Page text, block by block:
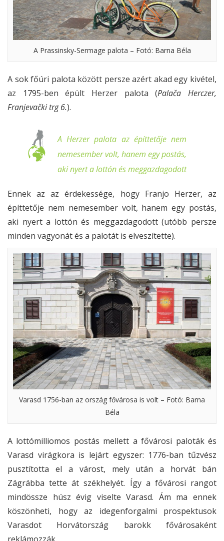
A Prassinsky-Sermage palota – Fotó: Barna Béla
A sok főúri palota között persze azért akad egy kivétel,
az 1795-ben épült Herzer palota (Palača Herczer,
Franjevački trg 6.).
A Herzer palota az építtetője nem
nemesember volt, hanem egy postás,
aki nyert a lottón és meggazdagodott
Ennek az az érdekessége, hogy Franjo Herzer, az
építtetője nem nemesember volt, hanem egy postás,
aki nyert a lottón és meggazdagodott (utóbb persze
minden vagyonát és a palotát is elveszítette).
Varasd 1756-ban az ország fővárosa is volt – Fotó: Barna
Béla
A lottómilliomos postás mellett a fővárosi paloták és
Varasd virágkora is lejárt egyszer: 1776-ban tűzvész
pusztította el a várost, mely után a horvát bán
Zágrábba tette át székhelyét. Így a fővárosi rangot
mindössze húsz évig viselte Varasd. Ám ma ennek
köszönheti, hogy az idegenforgalmi prospektusok
Varasdot Horvátország barokk fővárosaként